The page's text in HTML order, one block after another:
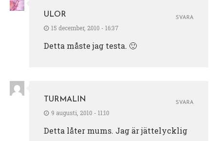
ULOR
15 december, 2010 - 16:37
Detta måste jag testa. 🙂
SVARA
TURMALIN
9 augusti, 2010 - 11:10
Detta låter mums. Jag är jättelycklig
SVARA